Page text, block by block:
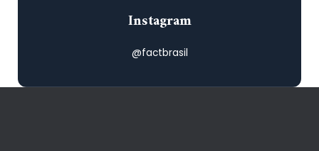
Instagram
@factbrasil